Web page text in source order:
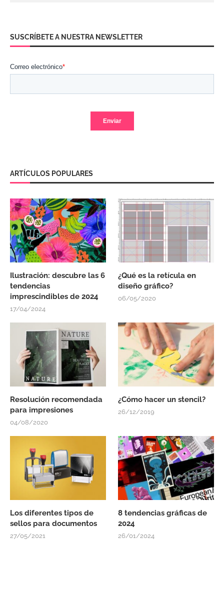
SUSCRÍBETE A NUESTRA NEWSLETTER
ARTÍCULOS POPULARES
Ilustración: descubre las 6
tendencias
imprescindibles de 2024
17/04/2024
¿Qué es la retícula en
diseño gráfico?
06/05/2020
Resolución recomendada
para impresiones
04/08/2020
¿Cómo hacer un stencil?
26/12/2019
Los diferentes tipos de
sellos para documentos
27/05/2021
8 tendencias gráficas de
2024
26/01/2024